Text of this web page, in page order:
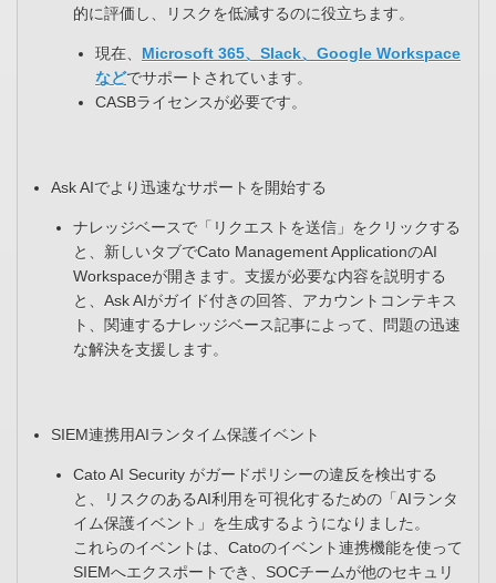
的に評価し、リスクを低減するのに役立ちます。​
現在、 Microsoft 365、Slack、Google Workspace
などでサポートされています。​
CASBライセンスが必要です。
Ask AIでより迅速なサポートを開始する​
ナレッジベースで「リクエストを送信」をクリックする
と、新しいタブでCato Management ApplicationのAI
Workspaceが開きます。支援が必要な内容を説明する
と、Ask AIがガイド付きの回答、アカウントコンテキス
ト、関連するナレッジベース記事によって、問題の迅速
な解決を支援します。​
SIEM連携用AIランタイム保護イベント
Cato AI Security がガードポリシーの違反を検出する
と、リスクのあるAI利用を可視化するための「AIランタ
イム保護イベント」を生成するようになりました。​
これらのイベントは、Catoのイベント連携機能を使って
SIEMへエクスポートでき、SOCチームが他のセキュリ